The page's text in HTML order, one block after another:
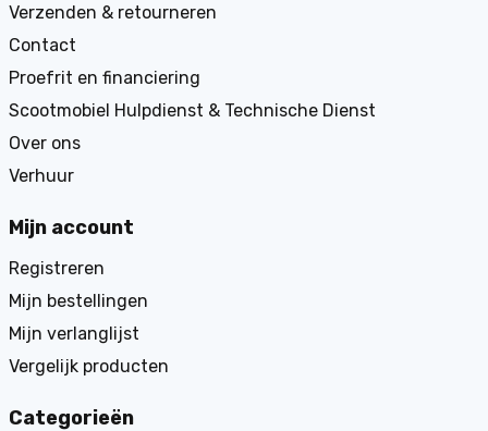
Verzenden & retourneren
Contact
Proefrit en financiering
Scootmobiel Hulpdienst & Technische Dienst
Over ons
Verhuur
Mijn account
Registreren
Mijn bestellingen
Mijn verlanglijst
Vergelijk producten
Categorieën